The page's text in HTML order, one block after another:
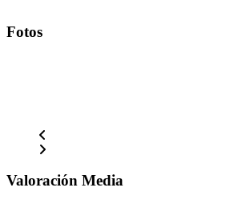
Fotos
Valoración Media